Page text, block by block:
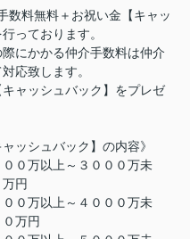
数料無料＋お祝い金【キャッ
っております。
にかかる仲介手数料は仲介
応致します。
ャッシュバック】をプレゼ
ッシュバック】の内容》
００万以上～３０００万未
円
００万以上～４０００万未
万円